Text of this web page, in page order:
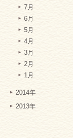
7月
6月
5月
4月
3月
2月
1月
2014年
2013年